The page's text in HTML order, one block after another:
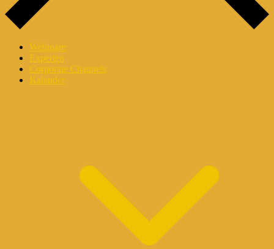
Webinare
Experten
Corporate Channels
Kalender